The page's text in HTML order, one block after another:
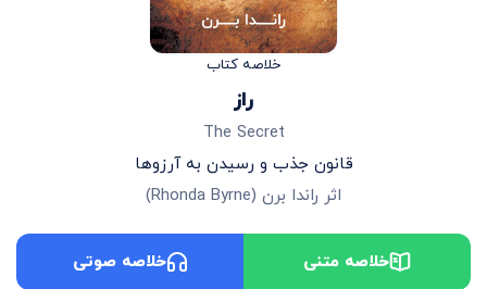
خلاصه کتاب
راز
The Secret
قانون جذب و رسیدن به آرزوها
اثر راندا برن (
Rhonda Byrne
)
خلاصه متنی خلاصه صوتی